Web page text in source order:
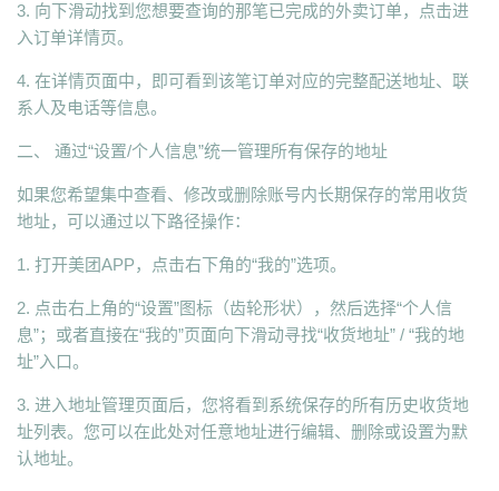
3. 向下滑动找到您想要查询的那笔已完成的外卖订单，点击进
入订单详情页。
4. 在详情页面中，即可看到该笔订单对应的完整配送地址、联
系人及电话等信息。
二、 通过“设置/个人信息”统一管理所有保存的地址
如果您希望集中查看、修改或删除账号内长期保存的常用收货
地址，可以通过以下路径操作：
1. 打开美团APP，点击右下角的“我的”选项。
2. 点击右上角的“设置”图标（齿轮形状），然后选择“个人信
息”；或者直接在“我的”页面向下滑动寻找“收货地址” / “我的地
址”入口。
3. 进入地址管理页面后，您将看到系统保存的所有历史收货地
址列表。您可以在此处对任意地址进行编辑、删除或设置为默
认地址。